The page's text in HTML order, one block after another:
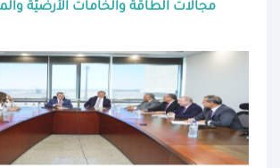
مجالات الطاقة والخامات الأرضيّة